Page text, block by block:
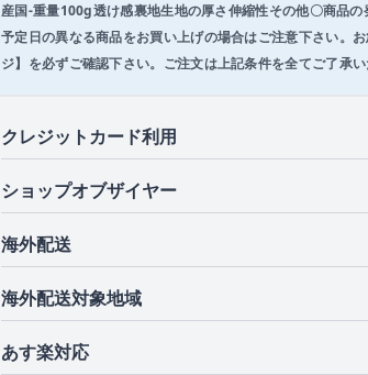
産国-重量100g透け感裏地生地の厚さ伸縮性その他〇商品
予定日の異なる商品をお買い上げの場合はご注意下さい。
ジ】を必ずご確認下さい。ご注文は上記条件を全てご了承
クレジットカード利用
ショップオブザイヤー
海外配送
海外配送対象地域
あす楽対応